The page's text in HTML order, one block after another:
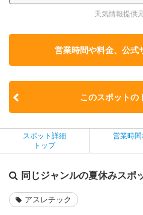
天気情報提供
営業時間や料金、公式
このスポットの
スポット詳細
トップ
営業時
同じジャンルの夏休みスポ
アスレチック